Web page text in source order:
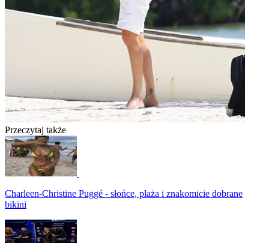
Przeczytaj także
Charleen-Christine Puggé - słońce, plaża i znakomicie dobrane
bikini